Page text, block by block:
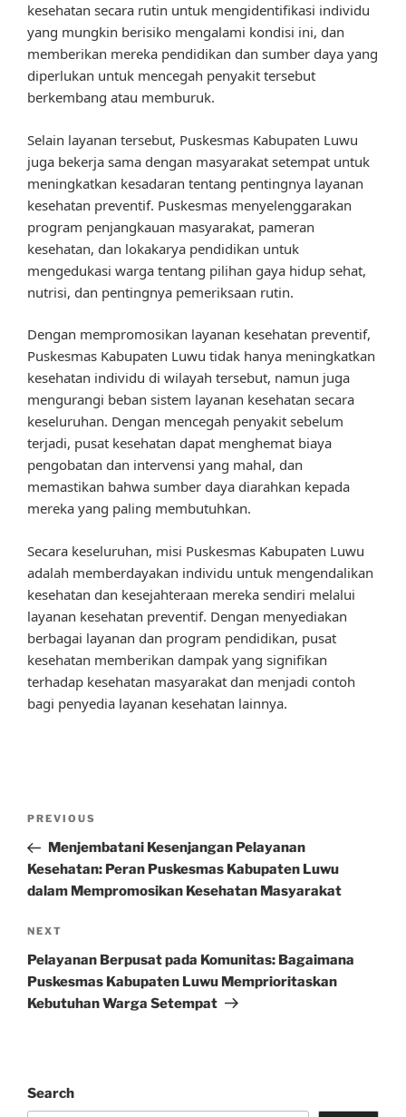
kesehatan secara rutin untuk mengidentifikasi individu
yang mungkin berisiko mengalami kondisi ini, dan
memberikan mereka pendidikan dan sumber daya yang
diperlukan untuk mencegah penyakit tersebut
berkembang atau memburuk.
Selain layanan tersebut, Puskesmas Kabupaten Luwu
juga bekerja sama dengan masyarakat setempat untuk
meningkatkan kesadaran tentang pentingnya layanan
kesehatan preventif. Puskesmas menyelenggarakan
program penjangkauan masyarakat, pameran
kesehatan, dan lokakarya pendidikan untuk
mengedukasi warga tentang pilihan gaya hidup sehat,
nutrisi, dan pentingnya pemeriksaan rutin.
Dengan mempromosikan layanan kesehatan preventif,
Puskesmas Kabupaten Luwu tidak hanya meningkatkan
kesehatan individu di wilayah tersebut, namun juga
mengurangi beban sistem layanan kesehatan secara
keseluruhan. Dengan mencegah penyakit sebelum
terjadi, pusat kesehatan dapat menghemat biaya
pengobatan dan intervensi yang mahal, dan
memastikan bahwa sumber daya diarahkan kepada
mereka yang paling membutuhkan.
Secara keseluruhan, misi Puskesmas Kabupaten Luwu
adalah memberdayakan individu untuk mengendalikan
kesehatan dan kesejahteraan mereka sendiri melalui
layanan kesehatan preventif. Dengan menyediakan
berbagai layanan dan program pendidikan, pusat
kesehatan memberikan dampak yang signifikan
terhadap kesehatan masyarakat dan menjadi contoh
bagi penyedia layanan kesehatan lainnya.
Previous
Post
PREVIOUS
Menjembatani Kesenjangan Pelayanan
Kesehatan: Peran Puskesmas Kabupaten Luwu
dalam Mempromosikan Kesehatan Masyarakat
Next
Post
NEXT
Pelayanan Berpusat pada Komunitas: Bagaimana
Puskesmas Kabupaten Luwu Memprioritaskan
Kebutuhan Warga Setempat
Search